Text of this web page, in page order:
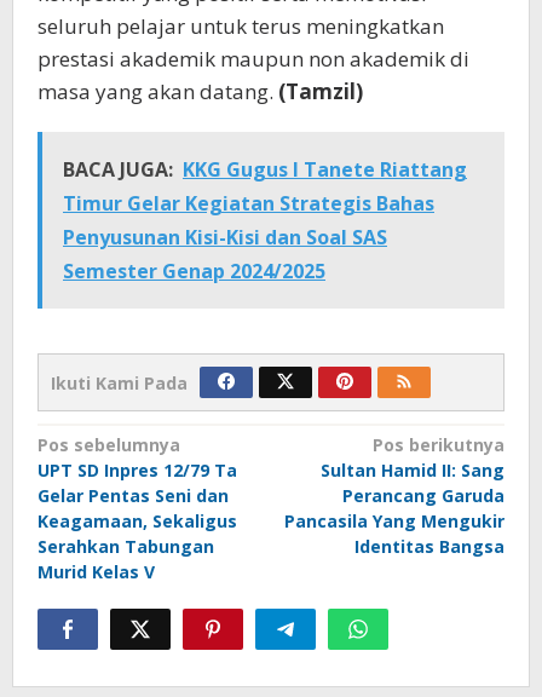
seluruh pelajar untuk terus meningkatkan
prestasi akademik maupun non akademik di
masa yang akan datang. (Tamzil)
BACA JUGA: KKG Gugus I Tanete Riattang
Timur Gelar Kegiatan Strategis Bahas
Penyusunan Kisi-Kisi dan Soal SAS
Semester Genap 2024/2025
Ikuti Kami Pada
Navigasi
pos
Pos sebelumnya
UPT SD Inpres 12/79 Ta
Gelar Pentas Seni dan
Keagamaan, Sekaligus
Serahkan Tabungan
Murid Kelas V
Pos berikutnya
Sultan Hamid II: Sang
Perancang Garuda
Pancasila Yang Mengukir
Identitas Bangsa